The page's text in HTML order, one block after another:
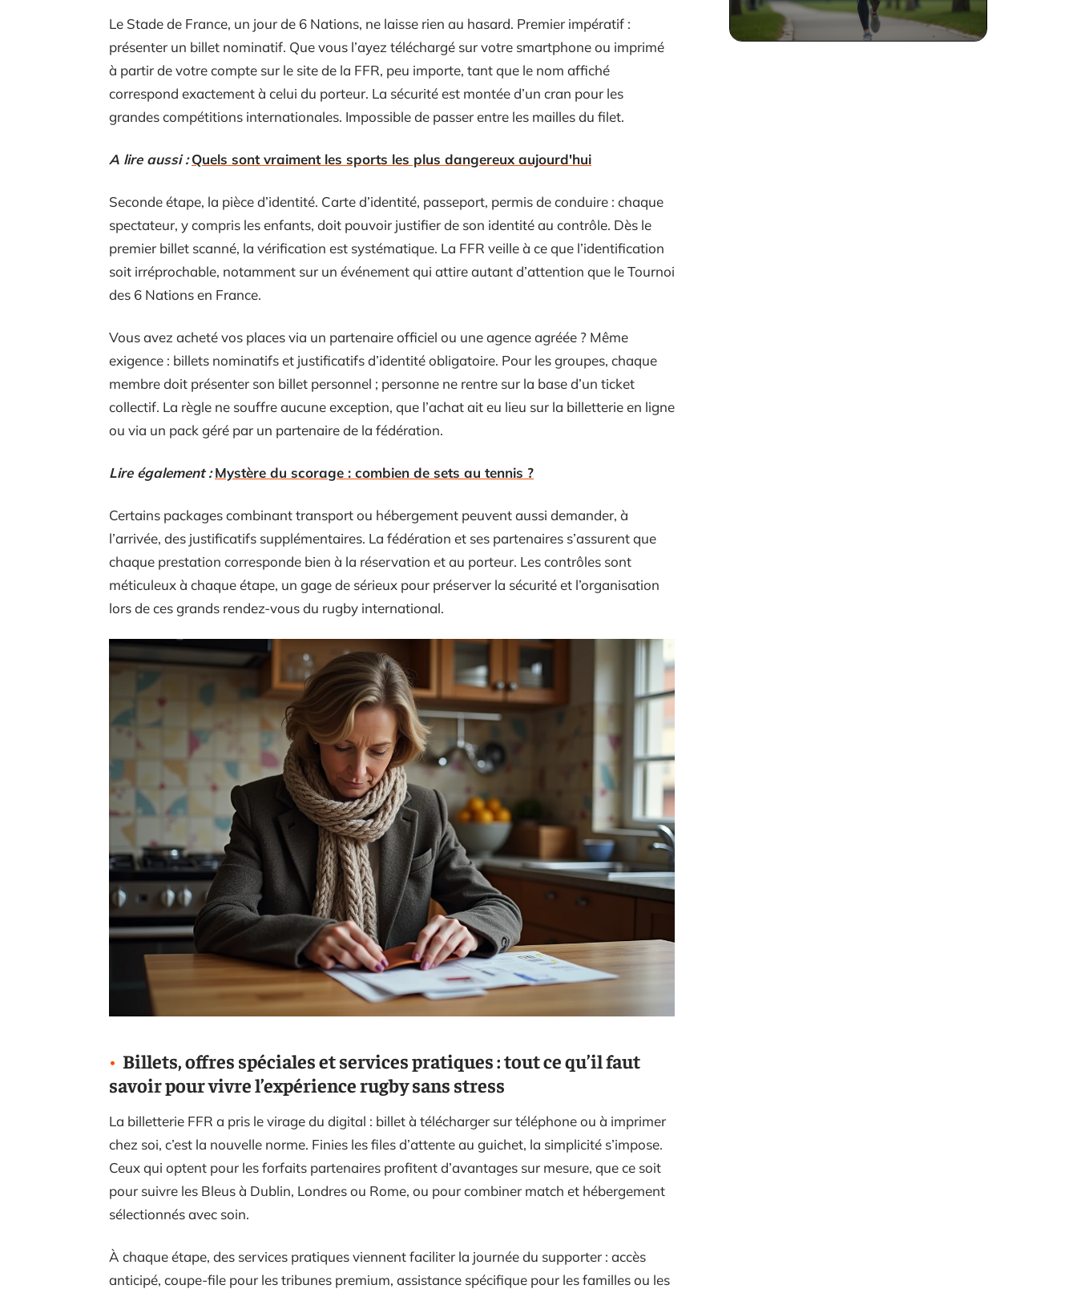
Le Stade de France, un jour de 6 Nations, ne laisse rien au hasard. Premier impératif :
présenter un billet nominatif. Que vous l’ayez téléchargé sur votre smartphone ou imprimé
à partir de votre compte sur le site de la FFR, peu importe, tant que le nom affiché
correspond exactement à celui du porteur. La sécurité est montée d’un cran pour les
grandes compétitions internationales. Impossible de passer entre les mailles du filet.
A lire aussi : Quels sont vraiment les sports les plus dangereux aujourd'hui
Seconde étape, la pièce d’identité. Carte d’identité, passeport, permis de conduire : chaque
spectateur, y compris les enfants, doit pouvoir justifier de son identité au contrôle. Dès le
premier billet scanné, la vérification est systématique. La FFR veille à ce que l’identification
soit irréprochable, notamment sur un événement qui attire autant d’attention que le Tournoi
des 6 Nations en France.
Vous avez acheté vos places via un partenaire officiel ou une agence agréée ? Même
exigence : billets nominatifs et justificatifs d’identité obligatoire. Pour les groupes, chaque
membre doit présenter son billet personnel ; personne ne rentre sur la base d’un ticket
collectif. La règle ne souffre aucune exception, que l’achat ait eu lieu sur la billetterie en ligne
ou via un pack géré par un partenaire de la fédération.
Lire également : Mystère du scorage : combien de sets au tennis ?
Certains packages combinant transport ou hébergement peuvent aussi demander, à
l’arrivée, des justificatifs supplémentaires. La fédération et ses partenaires s’assurent que
chaque prestation corresponde bien à la réservation et au porteur. Les contrôles sont
méticuleux à chaque étape, un gage de sérieux pour préserver la sécurité et l’organisation
lors de ces grands rendez-vous du rugby international.
Billets, offres spéciales et services pratiques : tout ce qu’il faut
savoir pour vivre l’expérience rugby sans stress
La billetterie FFR a pris le virage du digital : billet à télécharger sur téléphone ou à imprimer
chez soi, c’est la nouvelle norme. Finies les files d’attente au guichet, la simplicité s’impose.
Ceux qui optent pour les forfaits partenaires profitent d’avantages sur mesure, que ce soit
pour suivre les Bleus à Dublin, Londres ou Rome, ou pour combiner match et hébergement
sélectionnés avec soin.
À chaque étape, des services pratiques viennent faciliter la journée du supporter : accès
anticipé, coupe-file pour les tribunes premium, assistance spécifique pour les familles ou les